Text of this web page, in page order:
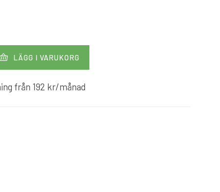
LÄGG I VARUKORG
från 192 kr/månad